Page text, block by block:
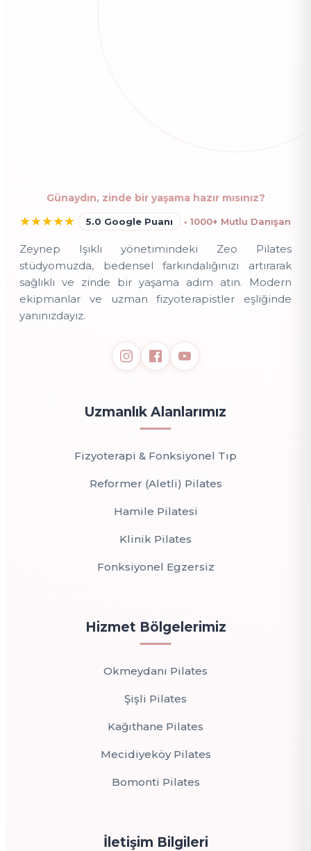
Günaydın, zinde bir yaşama hazır mısınız?
★★★★★ 5.0 Google Puanı • 1000+ Mutlu Danışan
Zeynep Işıklı yönetimindeki Zeo Pilates
stüdyomuzda, bedensel farkındalığınızı artırarak
sağlıklı ve zinde bir yaşama adım atın. Modern
ekipmanlar ve uzman fizyoterapistler eşliğinde
yanınızdayız.
Uzmanlık Alanlarımız
Fizyoterapi & Fonksiyonel Tıp
Reformer (Aletli) Pilates
Hamile Pilatesi
Klinik Pilates
Fonksiyonel Egzersiz
Hizmet Bölgelerimiz
Okmeydanı Pilates
Şişli Pilates
Kağıthane Pilates
Mecidiyeköy Pilates
Bomonti Pilates
İletişim Bilgileri